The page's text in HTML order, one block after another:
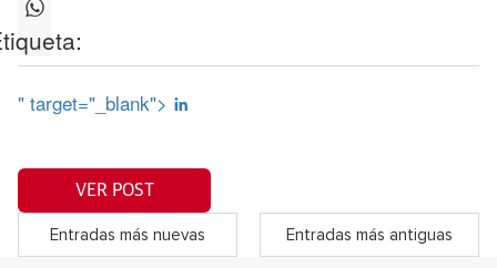
" target="_blank">
VER POST
Entradas más nuevas Entradas más antiguas